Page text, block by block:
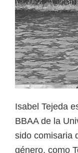
Isabel Tejeda
BBAA de la
sido comisaria
género, como